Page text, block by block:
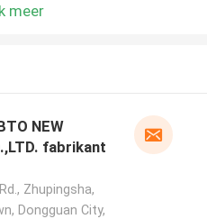
meer
NEW
fabrikant
Zhupingsha,
Dongguan City,